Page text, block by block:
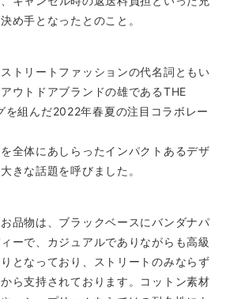
め手となったとのこと。
トリートファッションの代名詞ともい
ウトドアブランドの雄であるTHE
を組んだ2022年春夏の注目コラボレー
全体にあしらったインパクトあるデザ
きな話題を呼びました。
品物は、ブラックベースにバンダナパ
ーで、カジュアルでありながらも高級
となっており、ストリートのみならず
ら支持されております。コットン素材